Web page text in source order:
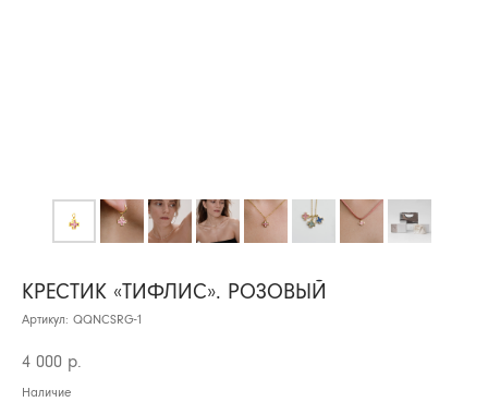
КРЕСТИК «ТИФЛИС». РОЗОВЫЙ
Артикул: QQNCSRG-1
4 000 р.
Наличие